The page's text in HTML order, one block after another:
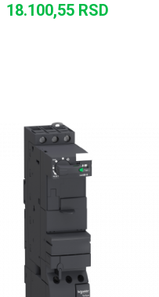
18.100,55 RSD
UPOREDI